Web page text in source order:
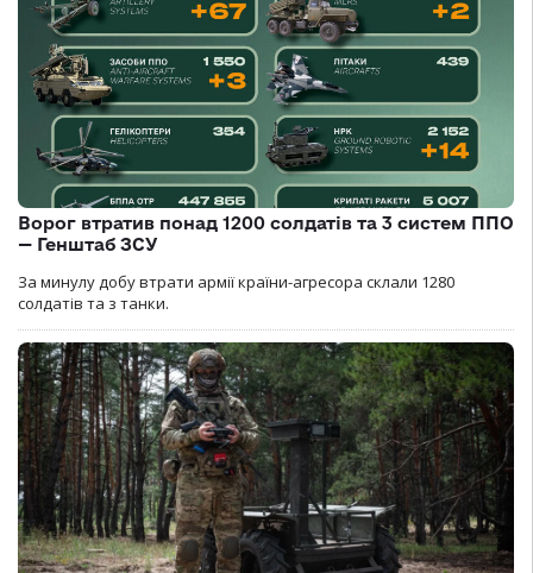
Ворог втратив понад 1200 солдатів та 3 систем ППО
— Генштаб ЗСУ
За минулу добу втрати армії країни-агресора склали 1280
солдатів та з танки.